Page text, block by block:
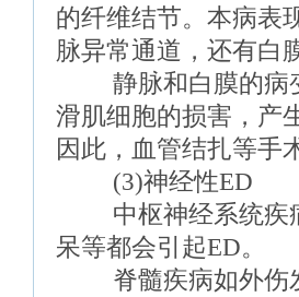
的纤维结节。本病表
脉异常通道，还有白
静脉和白膜的病变
滑肌细胞的损害，产
因此，血管结扎等手
(3)神经性ED
中枢神经系统疾病
呆等都会引起ED。
脊髓疾病如外伤发